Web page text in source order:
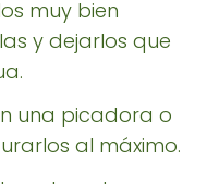
muy bien
y dejarlos que
una picadora o
al máximo.